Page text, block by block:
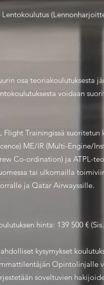
osa teoriakoulutuksesta
voidaan
Flight Trainingissä
ME/IR (Multi-Engine/
Co-ordination) ja ATPL-
tai ulkomailla
ja Qatar Airwayssille.
hinta: 139 500 €
kysymykset
Opintolinjalle
soveltuvien